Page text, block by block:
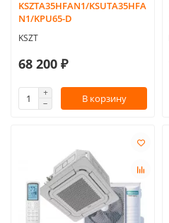
KSZTA35HFAN1/KSUTA35HFA
N1/KPU65-D
KSZT
68 200 ₽
В корзину